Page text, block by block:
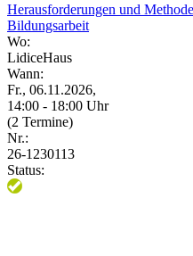
Herausforderungen und
Bildungsarbeit
Wo:
LidiceHaus
Wann:
Fr., 06.11.2026,
14:00 - 18:00 Uhr
(2 Termine)
Nr.:
26-1230113
Status: